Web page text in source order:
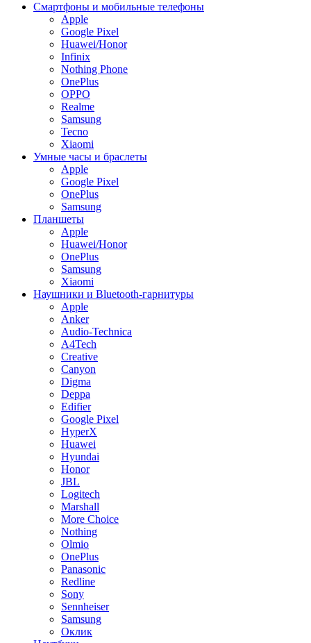
Смартфоны и мобильные телефоны
Apple
Google Pixel
Huawei/Honor
Infinix
Nothing Phone
OnePlus
OPPO
Realme
Samsung
Tecno
Xiaomi
Умные часы и браслеты
Apple
Google Pixel
OnePlus
Samsung
Планшеты
Apple
Huawei/Honor
OnePlus
Samsung
Xiaomi
Наушники и Bluetooth-гарнитуры
Apple
Anker
Audio-Technica
A4Tech
Creative
Canyon
Digma
Deppa
Edifier
Google Pixel
HyperX
Huawei
Hyundai
Honor
JBL
Logitech
Marshall
More Choice
Nothing
Olmio
OnePlus
Panasonic
Redline
Sony
Sennheiser
Samsung
Оклик